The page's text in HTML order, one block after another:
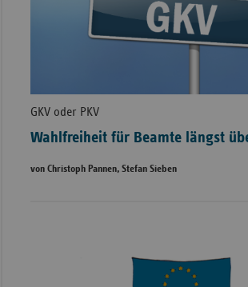
GKV oder PKV
Wahlfreiheit für Beamte längst
von Christoph Pannen, Stefan Sieben